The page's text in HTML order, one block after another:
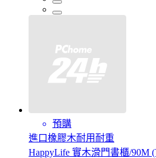
預購
進口橡膠木耐用耐重
HappyLife 實木滑門書櫃/90M